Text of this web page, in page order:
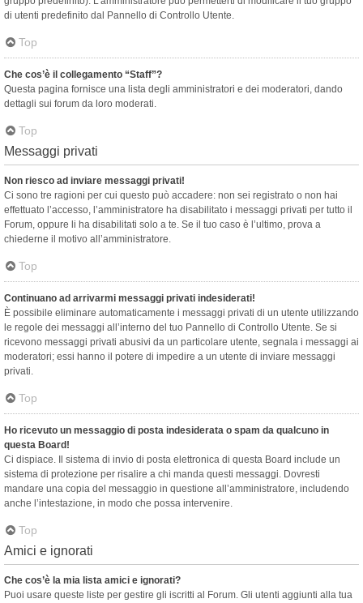
di utenti predefinito dal Pannello di Controllo Utente.
Top
Che cos’è il collegamento “Staff”?
Questa pagina fornisce una lista degli amministratori e dei moderatori, dando
dettagli sui forum da loro moderati.
Top
Messaggi privati
Non riesco ad inviare messaggi privati!
Ci sono tre ragioni per cui questo può accadere: non sei registrato o non hai
effettuato l’accesso, l’amministratore ha disabilitato i messaggi privati per tutto il
Forum, oppure li ha disabilitati solo a te. Se il tuo caso è l’ultimo, prova a
chiederne il motivo all’amministratore.
Top
Continuano ad arrivarmi messaggi privati indesiderati!
È possibile eliminare automaticamente i messaggi privati ​​di un utente utilizzando
le regole dei messaggi all’interno del tuo Pannello di Controllo Utente. Se si
ricevono messaggi privati ​​abusivi da un particolare utente, segnala i messaggi ai
moderatori; essi hanno il potere di impedire a un utente di inviare messaggi
privati​​.
Top
Ho ricevuto un messaggio di posta indesiderata o spam da qualcuno in
questa Board!
Ci dispiace. Il sistema di invio di posta elettronica di questa Board include un
sistema di protezione per risalire a chi manda questi messaggi. Dovresti
mandare una copia del messaggio in questione all’amministratore, includendo
anche l’intestazione, in modo che possa intervenire.
Top
Amici e ignorati
Che cos’è la mia lista amici e ignorati?
Puoi usare queste liste per gestire gli iscritti al Forum. Gli utenti aggiunti alla tua